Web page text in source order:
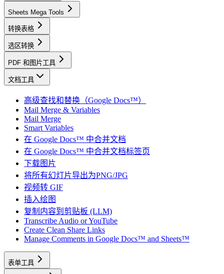
Sheets Mega Tools
转换表格
选区转换
PDF 和图片工具
文档工具
高级查找和替换（Google Docs™）
Mail Merge & Variables
Mail Merge
Smart Variables
在 Google Docs™ 中合并文档
在 Google Docs™ 中合并文档标签页
下载图片
将所有幻灯片导出为PNG/JPG
视频转 GIF
插入绘图
复制内容到剪贴板 (LLM)
Transcribe Audio or YouTube
Create Clean Share Links
Manage Comments in Google Docs™ and Sheets™
表单工具